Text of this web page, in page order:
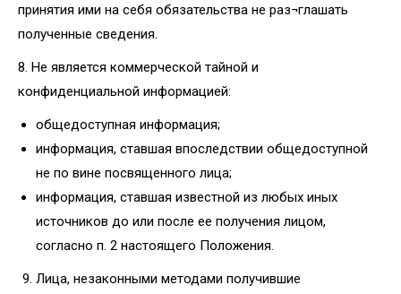
принятия ими на себя обязательства не раз¬глашать
полученные сведения.
8. Не является коммерческой тайной и
конфиденциальной информацией:
общедоступная информация;
информация, ставшая впоследствии общедоступной
не по вине посвященного лица;
информация, ставшая известной из любых иных
источников до или после ее получения лицом,
согласно п. 2 настоящего Положения.
Лица, незаконными методами получившие